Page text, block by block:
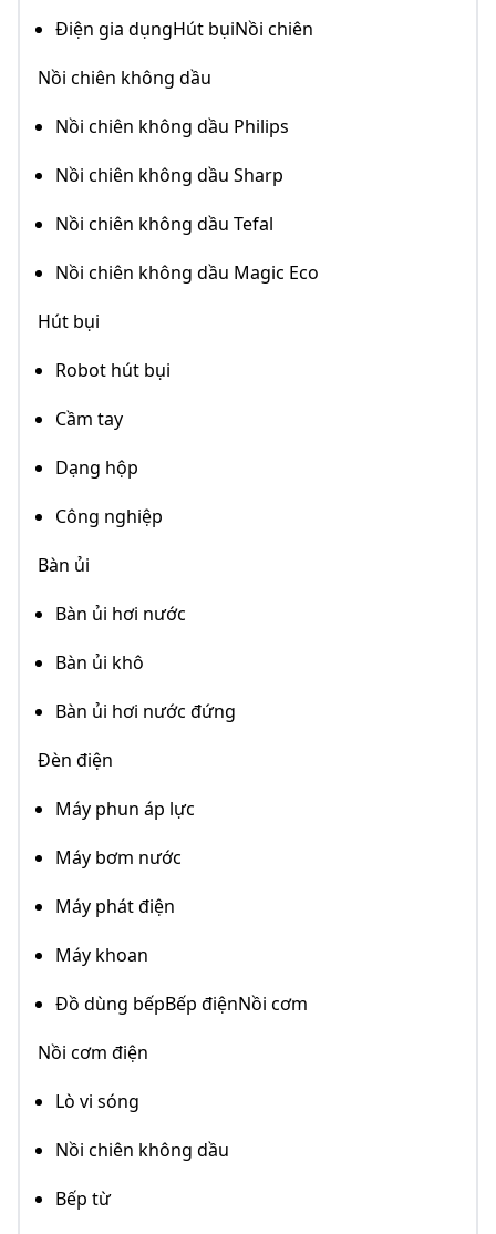
Điện gia dụngHút bụiNồi chiên
Nồi chiên không dầu
Nồi chiên không dầu Philips
Nồi chiên không dầu Sharp
Nồi chiên không dầu Tefal
Nồi chiên không dầu Magic Eco
Hút bụi
Robot hút bụi
Cầm tay
Dạng hộp
Công nghiệp
Bàn ủi
Bàn ủi hơi nước
Bàn ủi khô
Bàn ủi hơi nước đứng
Đèn điện
Máy phun áp lực
Máy bơm nước
Máy phát điện
Máy khoan
Đồ dùng bếpBếp điệnNồi cơm
Nồi cơm điện
Lò vi sóng
Nồi chiên không dầu
Bếp từ